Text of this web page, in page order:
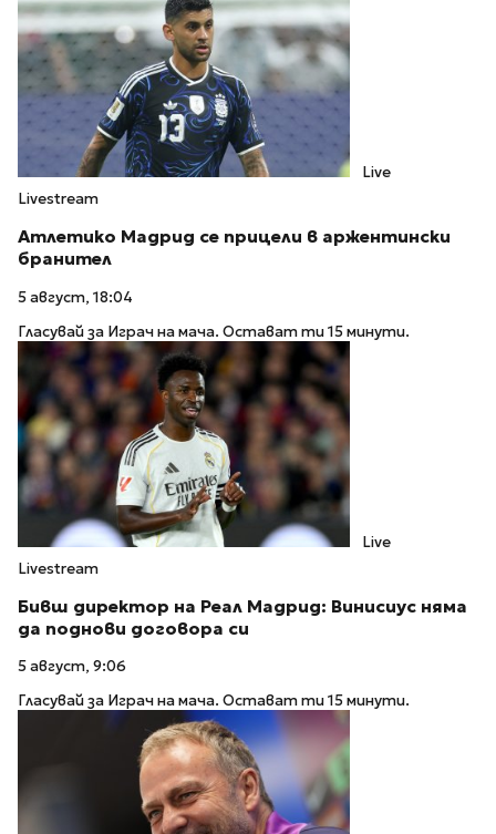
Live
Livestream
Атлетико Мадрид се прицели в аржентински
бранител
5 август, 18:04
Гласувай за Играч на мача. Остават ти 15 минути.
Live
Livestream
Бивш директор на Реал Мадрид: Винисиус няма
да поднови договора си
5 август, 9:06
Гласувай за Играч на мача. Остават ти 15 минути.